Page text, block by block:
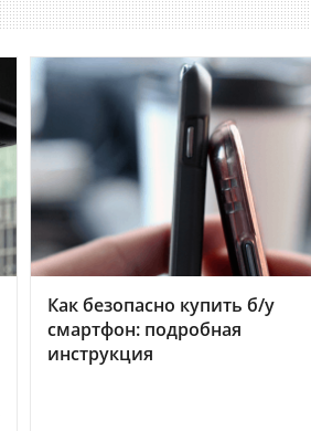
Как безопасно купить б/у
смартфон: подробная
инструкция